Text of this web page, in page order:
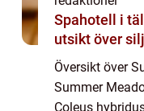
Spahotell i tällberg
utsikt över
Översikt över
Summer
Coleus